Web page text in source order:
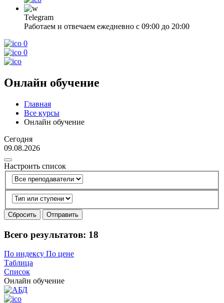
Telegram
Работаем и отвечаем ежедневно с 09:00 до 20:00
0
0
Онлайн обучение
Главная
Все курсы
Онлайн обучение
Сегодня
09.08.2026
Настроить список
Сбросить Отправить
Всего результатов: 18
По индексу По цене
Таблица
Список
Онлайн обучение